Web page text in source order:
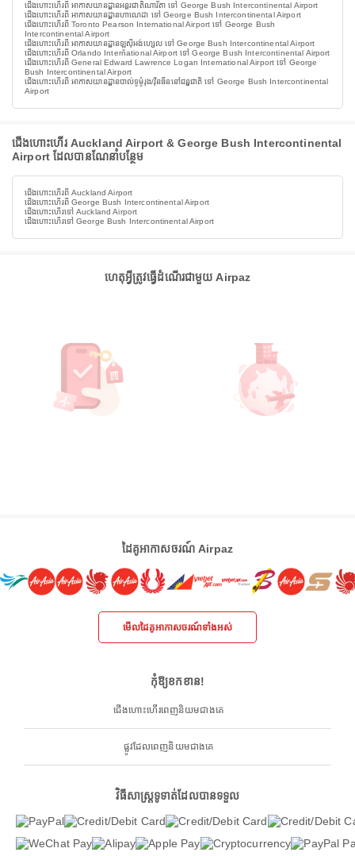
ជើងហោះហើរពី អាកាសយានដ្ឋានអន្តរជាតិណារីតា ទៅ George Bush Intercontinental Airport
ជើងហោះហើរពី អាកាសយានដ្ឋានហាណេដា ទៅ George Bush Intercontinental Airport
ជើងហោះហើរពី Toronto Pearson International Airport ទៅ George Bush
Intercontinental Airport
ជើងហោះហើរពី អាកាសយានដ្ឋានឡូស៊ីអង់ហ្សេល ទៅ George Bush Intercontinental Airport
ជើងហោះហើរពី Orlando International Airport ទៅ George Bush Intercontinental Airport
ជើងហោះហើរពី General Edward Lawrence Logan International Airport ទៅ George
Bush Intercontinental Airport
ជើងហោះហើរពី អាកាសយានដ្ឋានបាល់ទូម៉ូរុង/វ៉ិនធីននៅជន្នជាតិ ទៅ George Bush Intercontinental
Airport
ជើងហោះហើរ Auckland Airport & George Bush Intercontinental
Airport ដែលបានណែនាំបន្ថែម
ជើងហោះហើរពី Auckland Airport
ជើងហោះហើរពី George Bush Intercontinental Airport
ជើងហោះហើរទៅ Auckland Airport
ជើងហោះហើរទៅ George Bush Intercontinental Airport
ហេតុអ្វីត្រូវធ្វើដំណើរជាមួយ Airpaz
ដៃគូអាកាសចរណ៍ Airpaz
មើលដៃគូអាកាសចរណ៍ទាំងអស់
កុំឱ្យខកខាន!
ជើងហោះហើរពេញនិយមជាងគេ
ផ្លូវដែលពេញនិយមជាងគេ
វិធីសាស្ត្រទូទាត់ដែលបានទទួល